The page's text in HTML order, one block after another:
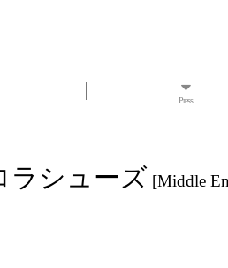
Press
ラシューズ [Middle